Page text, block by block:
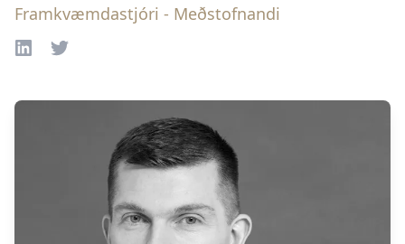
Framkvæmdastjóri - Meðstofnandi
LinkedInTwitter